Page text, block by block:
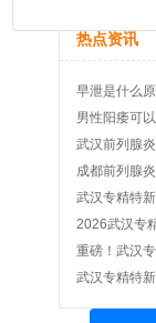
热点资讯
早泄是什么
男性阳痿可
武汉前列腺
成都前列腺
武汉专精特
2026武汉专
重磅！武汉
武汉专精特